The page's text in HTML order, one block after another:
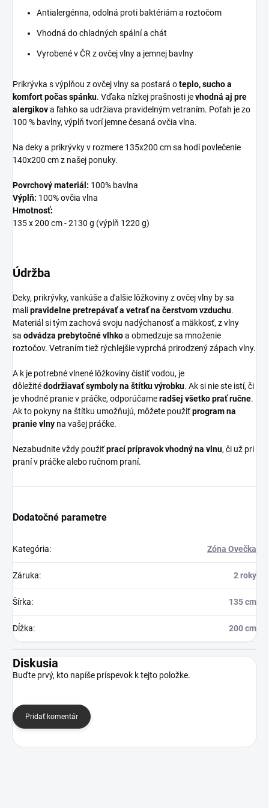
Antialergénna, odolná proti baktériám a roztočom
Vhodná do chladných spální a chát
Vyrobené v ČR z ovčej vlny a jemnej bavlny
Prikrývka s výplňou z ovčej vlny sa postará oteplo, sucho a
komfort počas spánku. Vďaka nízkej prašnosti jevhodná aj pre
alergikova ľahko sa udržiava pravidelným vetraním. Poťah je zo
100 % bavlny, výplň tvorí jemne česaná ovčia vlna.
Na deky a prikrývky v rozmere 135x200 cm sa hodí povlečenie
140x200 cm z našej ponuky.
Povrchový materiál: 100% bavlna
Výplň: 100% ovčia vlna
Hmotnosť:
135 x 200 cm - 2130 g (výplň 1220 g)
Údržba
Deky, prikrývky, vankúše a ďalšie lôžkoviny z ovčej vlny by sa
malipravidelne pretrepávať a vetrať na čerstvom vzduchu.
Materiál si tým zachová svoju nadýchanosť a mäkkosť, z vlny
sa odvádza prebytočné vlhkoa obmedzuje sa množenie
roztočov. Vetraním tiež rýchlejšie vyprchá prirodzený zápach vlny.
A k je potrebné vlnené lôžkoviny čistiť vodou, je
dôležitédodržiavať symboly na štítku výrobku. Ak si nie ste istí, či
je vhodné pranie v práčke, odporúčameradšej všetko prať ručne.
Ak to pokyny na štítku umožňujú, môžete použiťprogram na
pranie vlny na vašej práčke.
Nezabudnite vždy použiťprací prípravok vhodný na vlnu, či už pri
praní v práčke alebo ručnom praní.
Dodatočné parametre
Kategória: Zóna Ovečka
Záruka: 2 roky
Šírka: 135 cm
Dĺžka: 200 cm
Diskusia
Buďte prvý, kto napíše príspevok k tejto položke.
Pridať komentár